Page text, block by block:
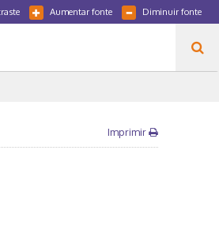
Diminuir fonte
Aumentar fonte
Imprimir